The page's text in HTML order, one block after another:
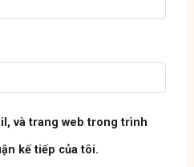
và trang web trong trình
kế tiếp của tôi.